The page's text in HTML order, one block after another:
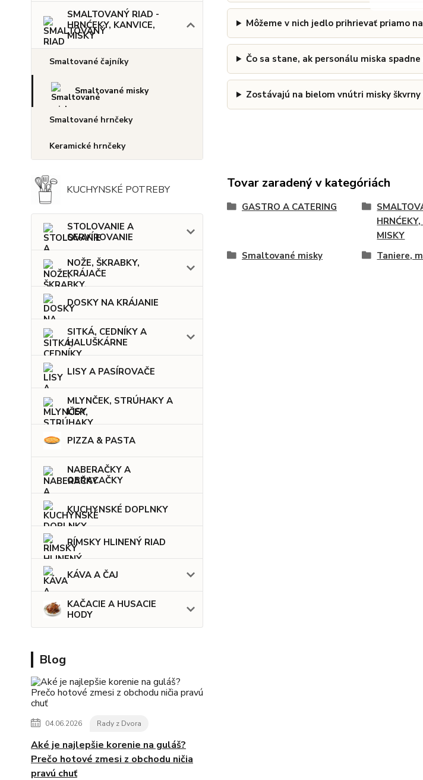
SMALTOVANÝ RIAD -
HRNĆEKY, KANVICE,
MISKY
Smaltované čajníky
Smaltované misky
Smaltované hrnčeky
Keramické hrnčeky
KUCHYNSKÉ POTREBY
STOLOVANIE A
SERVÍROVANIE
NOŽE, ŠKRABKY,
KRÁJAČE
DOSKY NA KRÁJANIE
SITKÁ, CEDNÍKY A
HALUŠKÁRNE
LISY A PASÍROVAČE
MLYNČEK, STRÚHAKY A
LISY
PIZZA & PASTA
NABERAČKY A
OBRACAČKY
KUCHYNSKÉ DOPLNKY
RÍMSKY HLINENÝ RIAD
KÁVA A ČAJ
KAČACIE A HUSACIE
HODY
Blog
04.06.2026 Rady z Dvora
Aké je najlepšie korenie na guláš?
Prečo hotové zmesi z obchodu ničia
pravú chuť
Môžeme v nich jedlo prihrievať priamo
Čo sa stane, ak personálu miska
Zostávajú na bielom vnútri misky
Tovar zaradený v kategóriách
GASTRO A CATERING
MISKY
Smaltované misky Taniere,